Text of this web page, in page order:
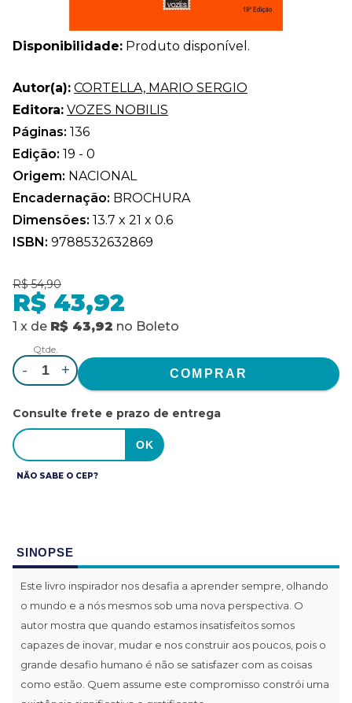
Disponibilidade: Produto disponível.
Autor(a): CORTELLA, MARIO SERGIO
Editora: VOZES NOBILIS
Páginas: 136
Edição: 19 - 0
Origem: NACIONAL
Encadernação: BROCHURA
Dimensões: 13.7 x 21 x 0.6
ISBN: 9788532632869
R$ 54,90
R$ 43,92
1 x de R$ 43,92 no Boleto
Qtde.
- +
Consulte frete e prazo de entrega
NÃO SABE O CEP?
SINOPSE
Este livro inspirador nos desafia a aprender sempre, olhando
o mundo e a nós mesmos sob uma nova perspectiva. O
autor mostra que quando estamos insatisfeitos somos
capazes de inovar, mudar e nos construir aos poucos, pois o
grande desafio humano é não se satisfazer com as coisas
como estão. Quem assume este compromisso constrói uma